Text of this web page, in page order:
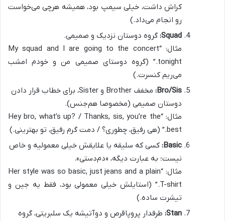
کراش داشت، خیلی سیمپ بود، همیشه هرچی می‌خواست
رو انجام می‌داد.)
Squad: گروه دوستان نزدیک و صمیمی.
مثال: “My squad and I are going to the concert
tonight.” (گروه دوستای صمیمی من و خودم امشب
می‌ریم کنسرت.)
Bro/Sis:
مخفف Brother و Sister، برای خطاب قرار دادن
دوستان صمیمی (مخصوصا هم‌جنس).
مثال: “Hey bro, what’s up? / Thanks, sis, you’re the
best.” (هی رفیق، چطوری؟ / دمت گرم رفیق، تو بهترینی.)
Basic: کسی که سلیقه یا علایقش خیلی معمولیه و خاص
نیست؛ به عبارت دیگه، «دم‌دستی».
مثال: “Her style was so basic, just jeans and a plain
T-shirt.” (استایلش خیلی معمولی بود، فقط یه جین و
تیشرت ساده.)
Stan: طرفدار پروپاقرص و دوآتیشه یک سلبریتی، گروه